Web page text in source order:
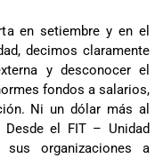
en setiembre y en el
decimos claramente
y desconocer el
fondos a salarios,
Ni un dólar más al
el FIT – Unidad
organizaciones a